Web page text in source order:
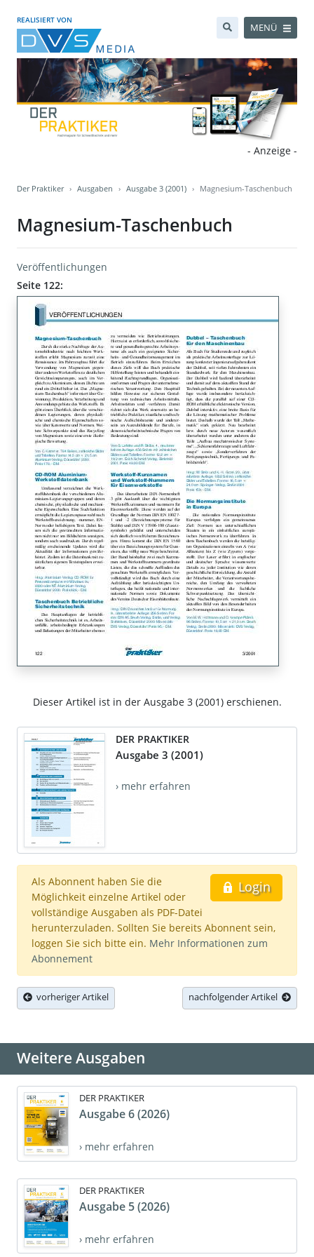
REALISIERT VON
MENÜ
- Anzeige -
Der Praktiker Ausgaben Ausgabe 3 (2001) Magnesium-Taschenbuch
Magnesium-Taschenbuch
Veröffentlichungen
Seite 122:
Dieser Artikel ist in der Ausgabe 3 (2001) erschienen.
DER PRAKTIKER
Ausgabe 3 (2001)
› mehr erfahren
Login
Als Abonnent haben Sie die
Möglichkeit einzelne Artikel oder
vollständige Ausgaben als PDF-Datei
herunterzuladen. Sollten Sie bereits Abonnent sein,
loggen Sie sich bitte ein. Mehr Informationen zum
Abonnement
vorheriger Artikel nachfolgender Artikel
Weitere Ausgaben
DER PRAKTIKER
Ausgabe 6 (2026)
› mehr erfahren
DER PRAKTIKER
Ausgabe 5 (2026)
› mehr erfahren